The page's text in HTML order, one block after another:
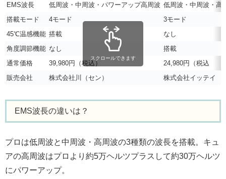
EMS波長
低周波・中周波・パワーアップ高周波 低周波・中周波・高
搭載モード
4モード
3モード
45℃温感機能 搭載
なし
角度調節機能 なし
搭載
通常価格
39,980円（税込）
24,980円（税込
販売会社
株式会社川（セン） 株式会社イッテイ
スクロールできます
EMS波長の違いは？
プロは低周波と中周波・高周波の3種類の波長を搭載。キュ
アの高周波はプロより約5万ヘルツプラスして約30万ヘルツ
にパワーアップ。